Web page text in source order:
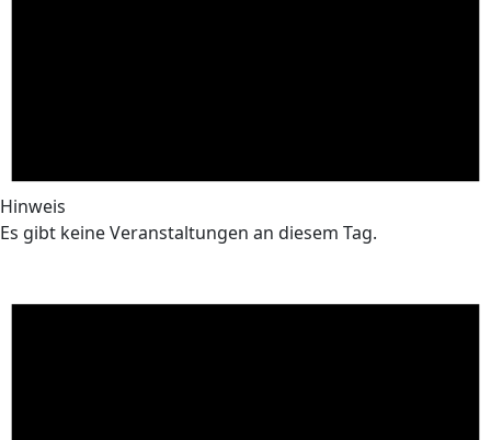
Hinweis
Es gibt keine Veranstaltungen an diesem Tag.